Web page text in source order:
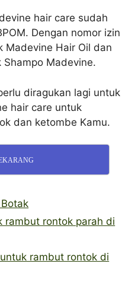
hair care sudah
Dengan nomor izin
Madevine Hair Oil dan
Shampo Madevine.
diragukan lagi untuk
hair care untuk
dan ketombe Kamu.
rambut rontok parah di
rambut rontok di